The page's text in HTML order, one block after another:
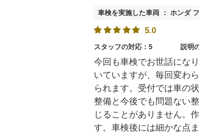
車検を実施した車両 ： ホンダ
5.0
スタッフの対応：5 説明
今回も車検でお世話にな
いていますが、毎回変わ
られます。受付では車の
整備と今後でも問題ない
じることがありません。
す。車検後には細かな点